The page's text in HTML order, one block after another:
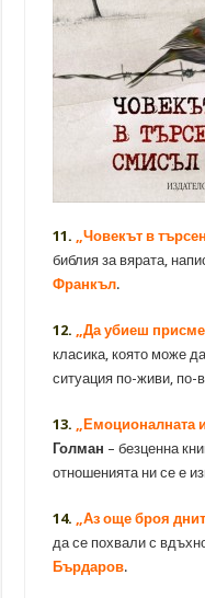
11. „Човекът в
библия за вярата,
Франкъл.
12. „Да убиеш
класика, която може
ситуация по-живи, по-
13. „Емоционалната
Голман – безценна
отношенията ни се е
14. „Аз още броя
да се похвали с
Бърдаров.